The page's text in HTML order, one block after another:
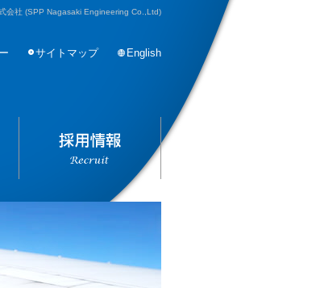
株式会社
会社 (SPP Nagasaki Engineering Co.,Ltd)
サイトマップ English
採用情報